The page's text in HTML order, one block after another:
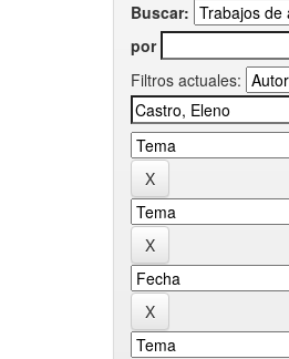
Buscar:
por
Filtros actuales: